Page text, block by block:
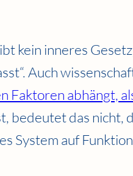
kein inneres
Auch
Faktoren abhängt,
bedeutet das nicht,
System auf